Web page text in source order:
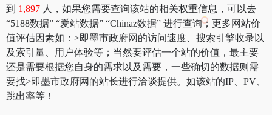
到 1,897 人，如果您需要查询该站的相关权重信息，可以去
“5188数据” “爱站数据” “Chinaz数据” 进行查询；更多网站价
值评估因素如：>即墨市政府网的访问速度、搜索引擎收录以
及索引量、用户体验等；当然要评估一个站的价值，最主要
还是需要根据您自身的需求以及需要，一些确切的数据则需
要找>即墨市政府网的站长进行洽谈提供。如该站的IP、PV、
跳出率等！